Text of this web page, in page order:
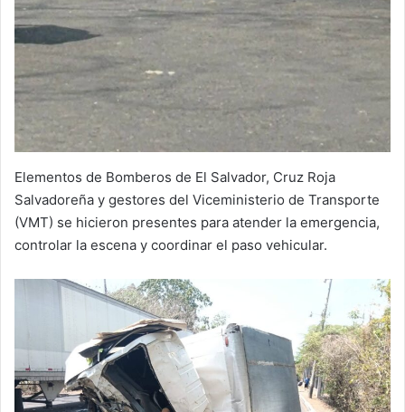
Elementos de Bomberos de El Salvador, Cruz Roja
Salvadoreña y gestores del Viceministerio de Transporte
(VMT) se hicieron presentes para atender la emergencia,
controlar la escena y coordinar el paso vehicular.